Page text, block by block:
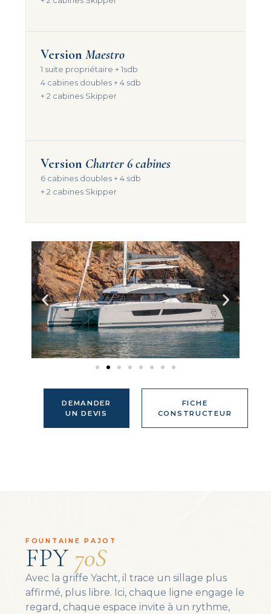
DEMANDER
UN DEVIS
FICHE
CONSTRUCTEUR
Version Maestro
1 suite propriétaire + 1sdb
4 cabines doubles + 4 sdb
+ 2 cabines Skipper
Version Charter 6 cabines
6 cabines doubles + 4 sdb
+ 2 cabines Skipper
FOUNTAINE PAJOT
FPY 70S
Avec la griffe Yacht, il trace un sillage plus
affirmé, plus libre. Ici, chaque ligne engage le
regard, chaque espace invite à un rythme,